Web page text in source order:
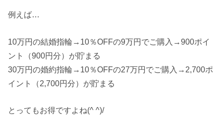
例えば…
10万円の結婚指輪→10％OFFの9万円でご購入→900ポイ
ント（900円分）が貯まる
30万円の婚約指輪→10％OFFの27万円でご購入→2,700ポ
イント（2,700円分）が貯まる
とってもお得ですよね(^ ^)/